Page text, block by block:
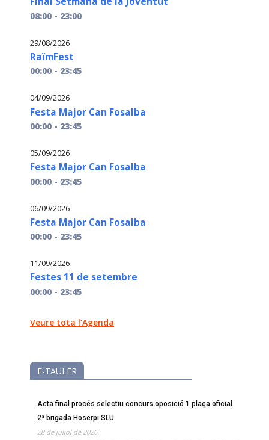
08:00 - 23:00
29/08/2026
RaïmFest
00:00 - 23:45
04/09/2026
Festa Major Can Fosalba
00:00 - 23:45
05/09/2026
Festa Major Can Fosalba
00:00 - 23:45
06/09/2026
Festa Major Can Fosalba
00:00 - 23:45
11/09/2026
Festes 11 de setembre
00:00 - 23:45
Veure tota l’Agenda
E-TAULER
Acta final procés selectiu concurs oposició 1 plaça oficial
2ª brigada Hoserpi SLU
28 de juliol de 2026